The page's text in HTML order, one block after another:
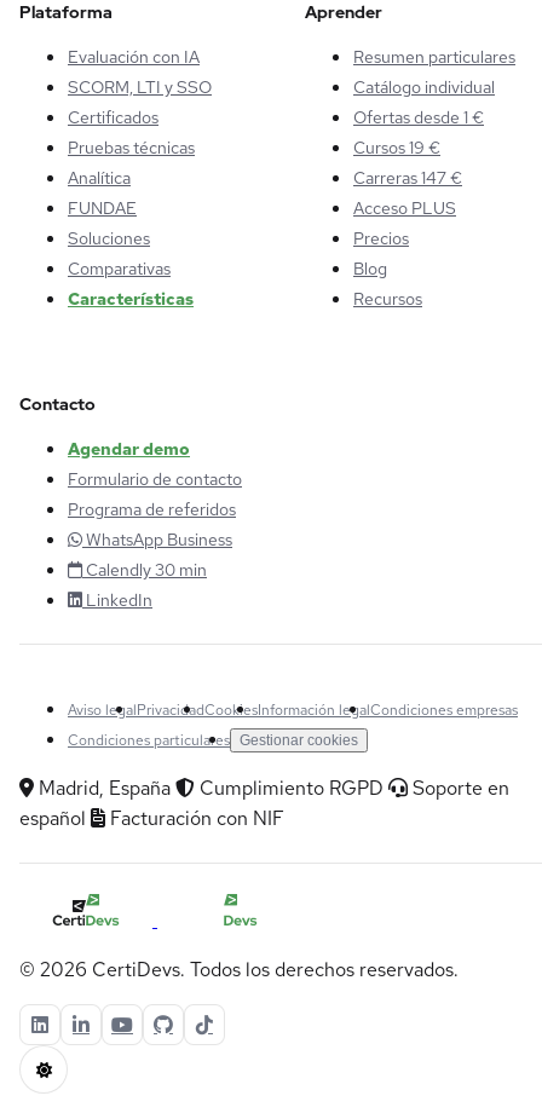
Plataforma
Evaluación con IA
SCORM, LTI y SSO
Certificados
Pruebas técnicas
Analítica
FUNDAE
Soluciones
Comparativas
Características
Aprender
Resumen particulares
Catálogo individual
Ofertas desde 1 €
Cursos 19 €
Carreras 147 €
Acceso PLUS
Precios
Blog
Recursos
Contacto
Agendar demo
Formulario de contacto
Programa de referidos
WhatsApp Business
Calendly 30 min
LinkedIn
Aviso legalPrivacidadCookiesInformación legalCondiciones empresas
Condiciones particulares Gestionar cookies
Madrid, España Cumplimiento RGPD
Soporte en
español
Facturación con NIF
© 2026 CertiDevs. Todos los derechos reservados.